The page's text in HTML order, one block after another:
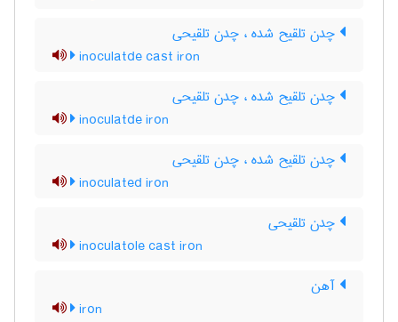
چدن تلقیح شده ، چدن تلقیحی
inoculatde cast iron
چدن تلقیح شده ، چدن تلقیحی
inoculatde iron
چدن تلقیح شده ، چدن تلقیحی
inoculated iron
چدن تلقیحی
inoculatole cast iron
آهن
iron